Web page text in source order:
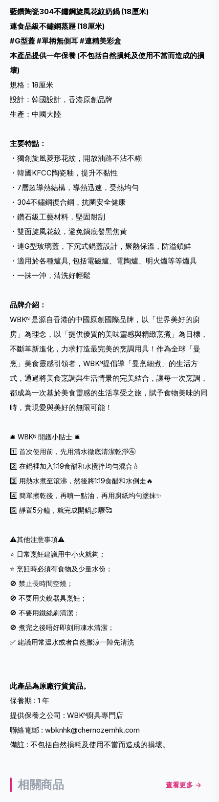
藍鑽陶瓷304不鏽鋼旋風花紋奶鍋 (18厘米)
連食品級不鏽鋼蒸屜 (18厘米)
#G型蓋 #單柄無側耳 #連精美彩盒
本產品提供一年保養 (不包括自然損耗及使用不當而造成的損
壞)
規格：18厘米
設計：韓國設計，香港原創品牌
生產：中國大陸
主要特點：
・獨創旋風菱形花紋，開放油路不沾不糊
・韓國KFCC陶瓷釉，提升不黏性
・7層超導熱結構，導熱迅速，受熱均勻
・304不鏽鋼復合鋼，抗菌安全健康
・鑽石級工藝材料，堅固耐刮
・雙面旋風花紋，避免鍋底發黑焦黃
・連G型玻璃蓋，下沉式鍋蓋設計，聚熱保溫，防溢鎖鮮
・適用於各種爐具, 包括電磁爐、電陶爐、明火爐等等爐具
・一抺一沖，清洗好輕鬆
品牌介紹：
WBKᴺ 是源自香港的中國原創國際品牌，以「世界美好的廚
房」為理念，以「提供優質的美味靈感與精緻烹煮」為目標，
不斷革新進化，力求打造最完美的烹調用具！作為全球「曼
烹」美食靈感引領者，WBKᴺ提倡導「曼烹細煮」的生活方
式，通過將美食烹調與生活情景的完美結合，讓每一次烹調，
都成為一次基於美食靈感的生活享受之旅，賦予食物美味的同
時，實現愛與美好的無限可能！
🛎️ WBKᴺ 開鑊小貼士 🛎️
1️⃣ 首次使用前，先用清水徹底清潔乾淨🚰
2️⃣ 在鍋裡加入1:19食醋和水攪拌均勻混合💧
3️⃣ 用熱水煮至滾沸，然後將1:19食醋和水倒走🔥
4️⃣ 簡單擦乾後，再噴一點油，再用廚紙均勻塗抹✨
5️⃣ 靜置5分鐘，就完成開鍋步驟🥰
⚠️其他注意事項⚠️
⭐️ 日常烹飪建議用中小火就夠；
⭐️ 烹飪時必須有食物及少量水份；
🚫 禁止長時間空燒；
🚫 不要用尖銳器具烹飪；
🚫 不要用鐵絲刷清潔；
🚫 煮完之後唔好即刻用凍水清潔；
✅ 建議用常溫水或者自然攤涼一陣先清洗
此產品為原廠行貨貨品。
保養期 : 1 年
提供保養之公司 : WBKᴺ廚具專門店
聯絡電郵 : wbknhk@chernozemhk.com
備註 : 不包括自然損耗及使用不當而造成的損壞。
相關商品 查看更多 →